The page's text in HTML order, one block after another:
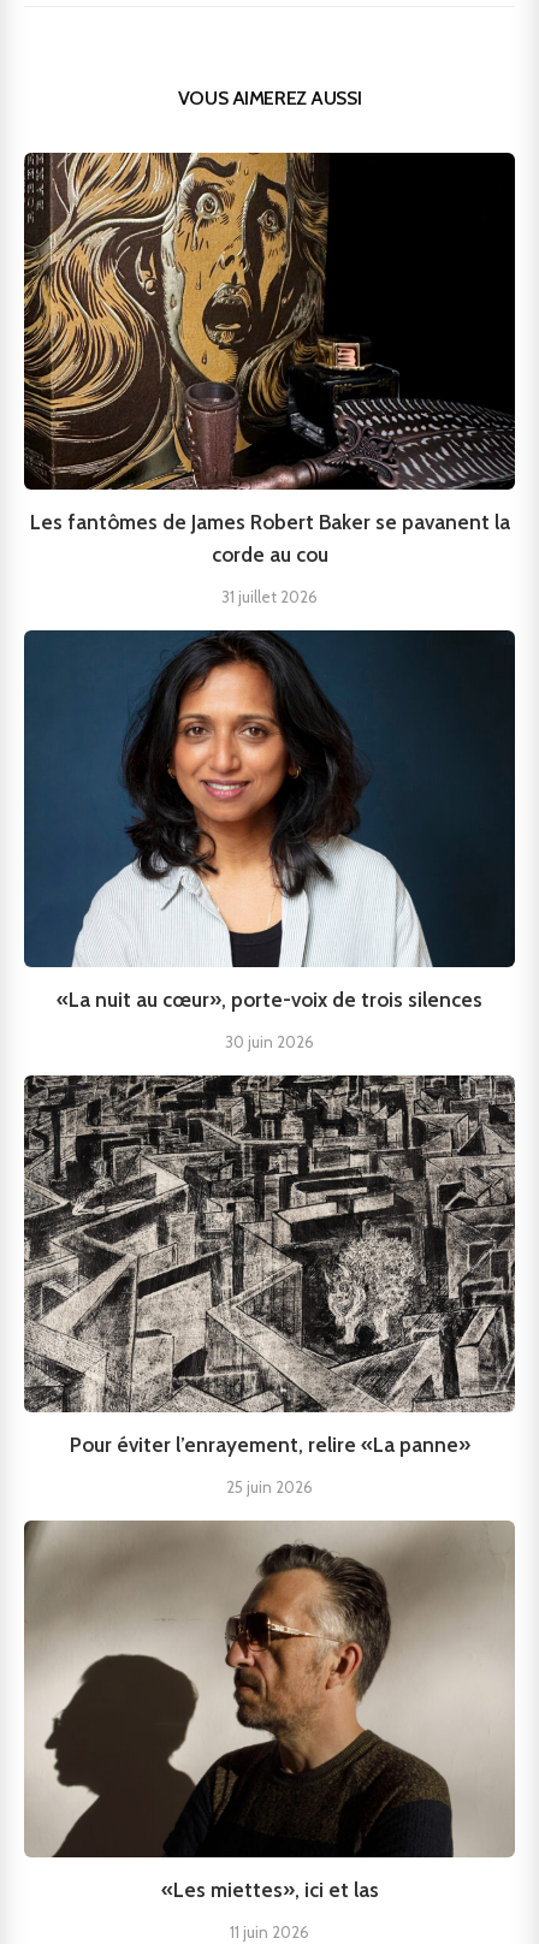
VOUS AIMEREZ AUSSI
Les fantômes de James Robert Baker se pavanent la
corde au cou
31 juillet 2026
«La nuit au cœur», porte-voix de trois silences
30 juin 2026
Pour éviter l’enrayement, relire «La panne»
25 juin 2026
«Les miettes», ici et las
11 juin 2026